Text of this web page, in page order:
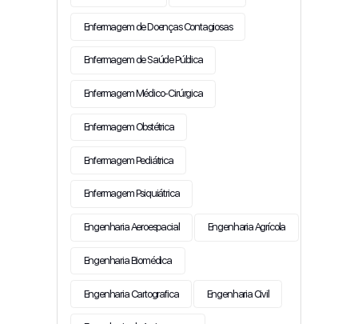
Enfermagem de Doenças Contagiosas
Enfermagem de Saúde Pública
Enfermagem Médico-Cirúrgica
Enfermagem Obstétrica
Enfermagem Pediátrica
Enfermagem Psiquiátrica
Engenharia Aeroespacial Engenharia Agrícola
Engenharia Biomédica
Engenharia Cartografica Engenharia Civil